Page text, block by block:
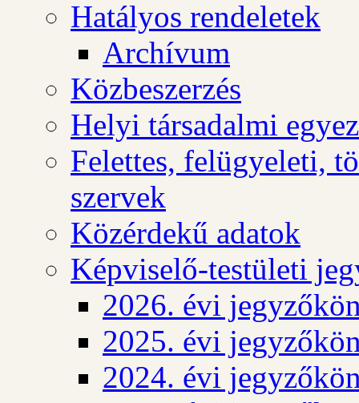
Hatályos rendeletek
Archívum
Közbeszerzés
Helyi társadalmi
Felettes, felügyeleti,
szervek
Közérdekű adatok
Képviselő-testületi
2026. évi
2025. évi
2024. évi